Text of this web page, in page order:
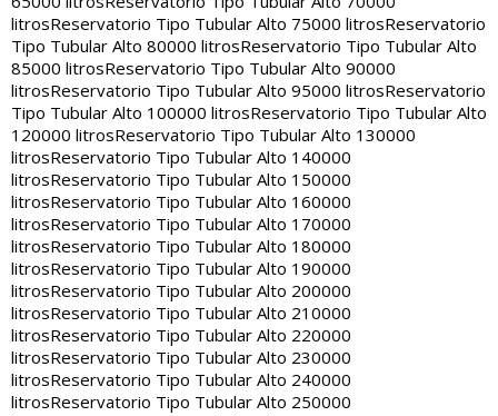
litrosReservatorio Tipo Tubular Alto 75000 litrosReservatorio
Tipo Tubular Alto 80000 litrosReservatorio Tipo Tubular Alto
85000 litrosReservatorio Tipo Tubular Alto 90000
litrosReservatorio Tipo Tubular Alto 95000 litrosReservatorio
Tipo Tubular Alto 100000 litrosReservatorio Tipo Tubular Alto
120000 litrosReservatorio Tipo Tubular Alto 130000
litrosReservatorio Tipo Tubular Alto 140000
litrosReservatorio Tipo Tubular Alto 150000
litrosReservatorio Tipo Tubular Alto 160000
litrosReservatorio Tipo Tubular Alto 170000
litrosReservatorio Tipo Tubular Alto 180000
litrosReservatorio Tipo Tubular Alto 190000
litrosReservatorio Tipo Tubular Alto 200000
litrosReservatorio Tipo Tubular Alto 210000
litrosReservatorio Tipo Tubular Alto 220000
litrosReservatorio Tipo Tubular Alto 230000
litrosReservatorio Tipo Tubular Alto 240000
litrosReservatorio Tipo Tubular Alto 250000